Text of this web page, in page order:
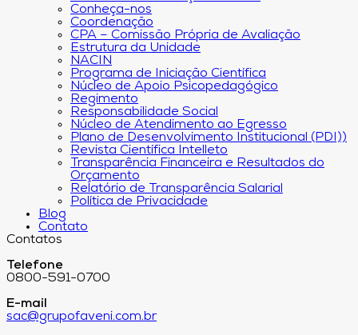
Conheça-nos
Coordenação
CPA – Comissão Própria de Avaliação
Estrutura da Unidade
NACIN
Programa de Iniciação Científica
Núcleo de Apoio Psicopedagógico
Regimento
Responsabilidade Social
Núcleo de Atendimento ao Egresso
Plano de Desenvolvimento Institucional (PDI))
Revista Científica Intelleto
Transparência Financeira e Resultados do
Orçamento
Relatório de Transparência Salarial
Política de Privacidade
Blog
Contato
Contatos
Telefone
0800-591-0700
E-mail
sac@grupofaveni.com.br